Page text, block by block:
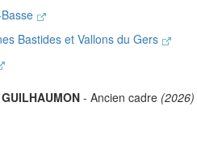
Bastides et Vallons du Gers
- Ancien cadre (2026)